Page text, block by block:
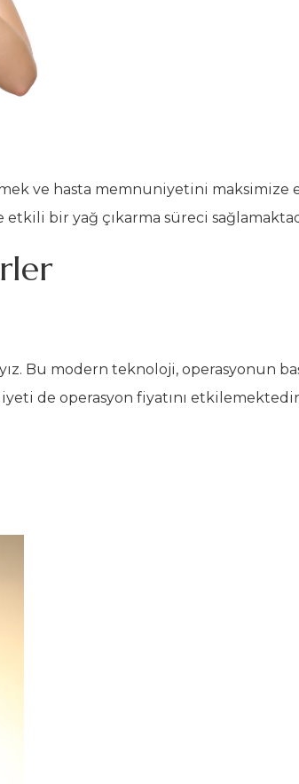
ve hasta memnuniyetini maksimize
bir yağ çıkarma süreci
Bu modern teknoloji, operasyonun
de operasyon fiyatını